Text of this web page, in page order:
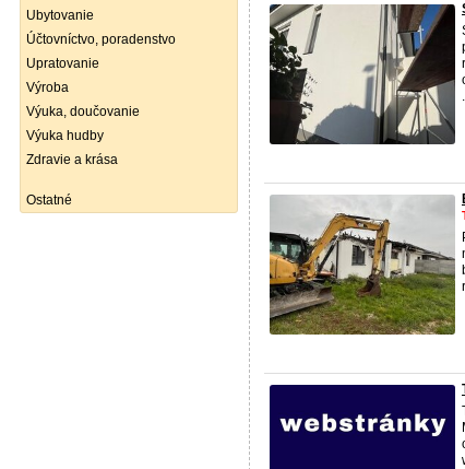
Ubytovanie
Účtovníctvo, poradenstvo
Upratovanie
Výroba
Výuka, doučovanie
Výuka hudby
Zdravie a krása
Ostatné